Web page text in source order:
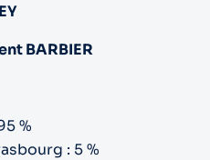
BARBIER
%
: 5 %